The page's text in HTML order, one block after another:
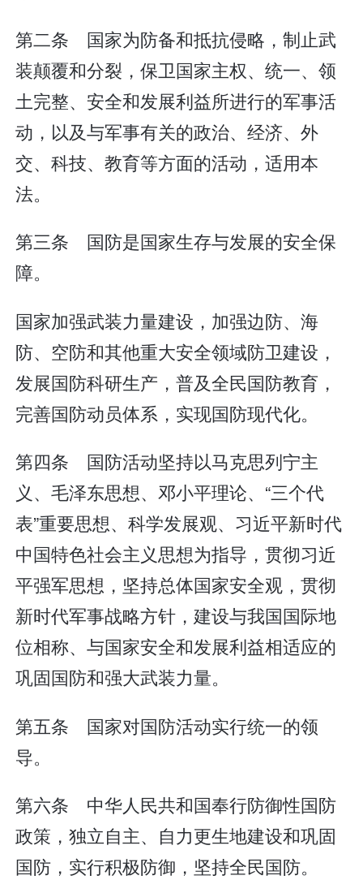
第二条 国家为防备和抵抗侵略，制止武
装颠覆和分裂，保卫国家主权、统一、领
土完整、安全和发展利益所进行的军事活
动，以及与军事有关的政治、经济、外
交、科技、教育等方面的活动，适用本
法。
第三条 国防是国家生存与发展的安全保
障。
国家加强武装力量建设，加强边防、海
防、空防和其他重大安全领域防卫建设，
发展国防科研生产，普及全民国防教育，
完善国防动员体系，实现国防现代化。
第四条 国防活动坚持以马克思列宁主
义、毛泽东思想、邓小平理论、“三个代
表”重要思想、科学发展观、习近平新时代
中国特色社会主义思想为指导，贯彻习近
平强军思想，坚持总体国家安全观，贯彻
新时代军事战略方针，建设与我国国际地
位相称、与国家安全和发展利益相适应的
巩固国防和强大武装力量。
第五条 国家对国防活动实行统一的领
导。
第六条 中华人民共和国奉行防御性国防
政策，独立自主、自力更生地建设和巩固
国防，实行积极防御，坚持全民国防。